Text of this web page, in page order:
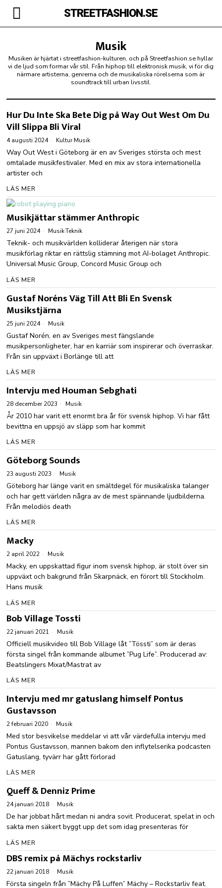
STREETFASHION.SE
Musik
Musiken är hjärtat i streetfashion-kulturen, och på Streetfashion.se hyllar
vi de ljud som formar vår stil. Från hiphop till elektronisk musik, vi för dig
närmare artisterna, genrerna och de musikaliska rörelserna som är
soundtrack till urban livsstil.
Hur Du Inte Ska Bete Dig på Way Out West Om Du
Vill Slippa Bli Viral
4 augusti 2024 Kultur·Musik
Way Out West i Göteborg är en av Sveriges största och mest
omtalade musikfestivaler. Med en mix av stora internationella
artister och
LÄS MER
Musikjättar stämmer Anthropic
27 juni 2024 Musik·Teknik
Teknik- och musikvärlden kolliderar återigen när stora
musikförlag riktar en rättslig stämning mot AI-bolaget Anthropic.
Universal Music Group, Concord Music Group och
LÄS MER
Gustaf Noréns Väg Till Att Bli En Svensk
Musikstjärna
25 juni 2024 Musik
Gustaf Norén, en av Sveriges mest fängslande
musikpersonligheter, har en karriär som inspirerar och överraskar.
Från sin uppväxt i Borlänge till att
LÄS MER
Intervju med Houman Sebghati
28 december 2023 Musik
År 2010 har varit ett enormt bra år för svensk hiphop. Vi har fått
bevittna en uppsjö av släpp som har kommit
LÄS MER
Göteborg Sounds
23 augusti 2023 Musik
Göteborg har länge varit en smältdegel för musikaliska talanger
och har gett världen några av de mest spännande ljudbilderna.
Från melodiös death
LÄS MER
Macky
2 april 2022 Musik
Macky, en uppskattad figur inom svensk hiphop, är stolt över sin
uppväxt och bakgrund från Skarpnäck, en förort till Stockholm.
Hans musik
LÄS MER
Bob Village Tossti
22 januari 2021 Musik
Officiell musikvideo till Bob Village låt ”Tössti” som är deras
första singel från kommande albumet ”Pug Life”. Producerad av:
Beatslingers Mixat/Mastrat av
LÄS MER
Intervju med mr gatuslang himself Pontus
Gustavsson
2 februari 2020 Musik
Med stor besvikelse meddelar vi att vår värdefulla intervju med
Pontus Gustavsson, mannen bakom den inflytelserika podcasten
Gatuslang, tyvärr har gått förlorad
LÄS MER
Queff & Denniz Prime
24 januari 2018 Musik
De har jobbat hårt medan ni andra sovit. Producerat, spelat in och
sakta men säkert byggt upp det som idag presenteras för
LÄS MER
DBS remix på Mächys rockstarliv
22 januari 2018 Musik
Första singeln från ”Mächy På Luffen” Mächy – Rockstarliv feat.